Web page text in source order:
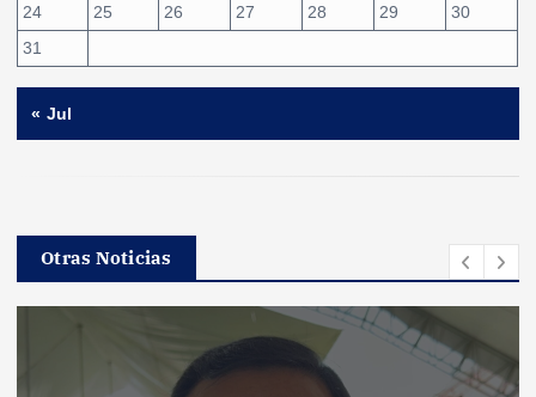
24
25 26 27 28 29
30
31
« Jul
Otras Noticias